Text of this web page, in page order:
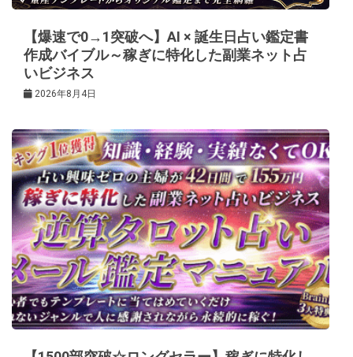
ン【爆速で0→1突破へ】AI × 誕生日占い鑑定書
作成バイブル～稼ぎに特化した副業ネット占
いビジネス
2026年8月4日